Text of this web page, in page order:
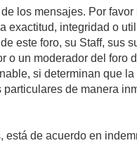
los mensajes. Por
integridad o
este foro, su Staff, sus
un moderador del foro
si determinan que
de manera
de acuerdo en